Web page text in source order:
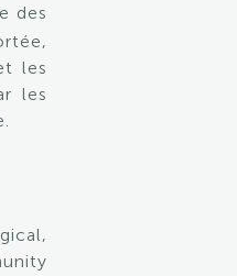
des
les
les